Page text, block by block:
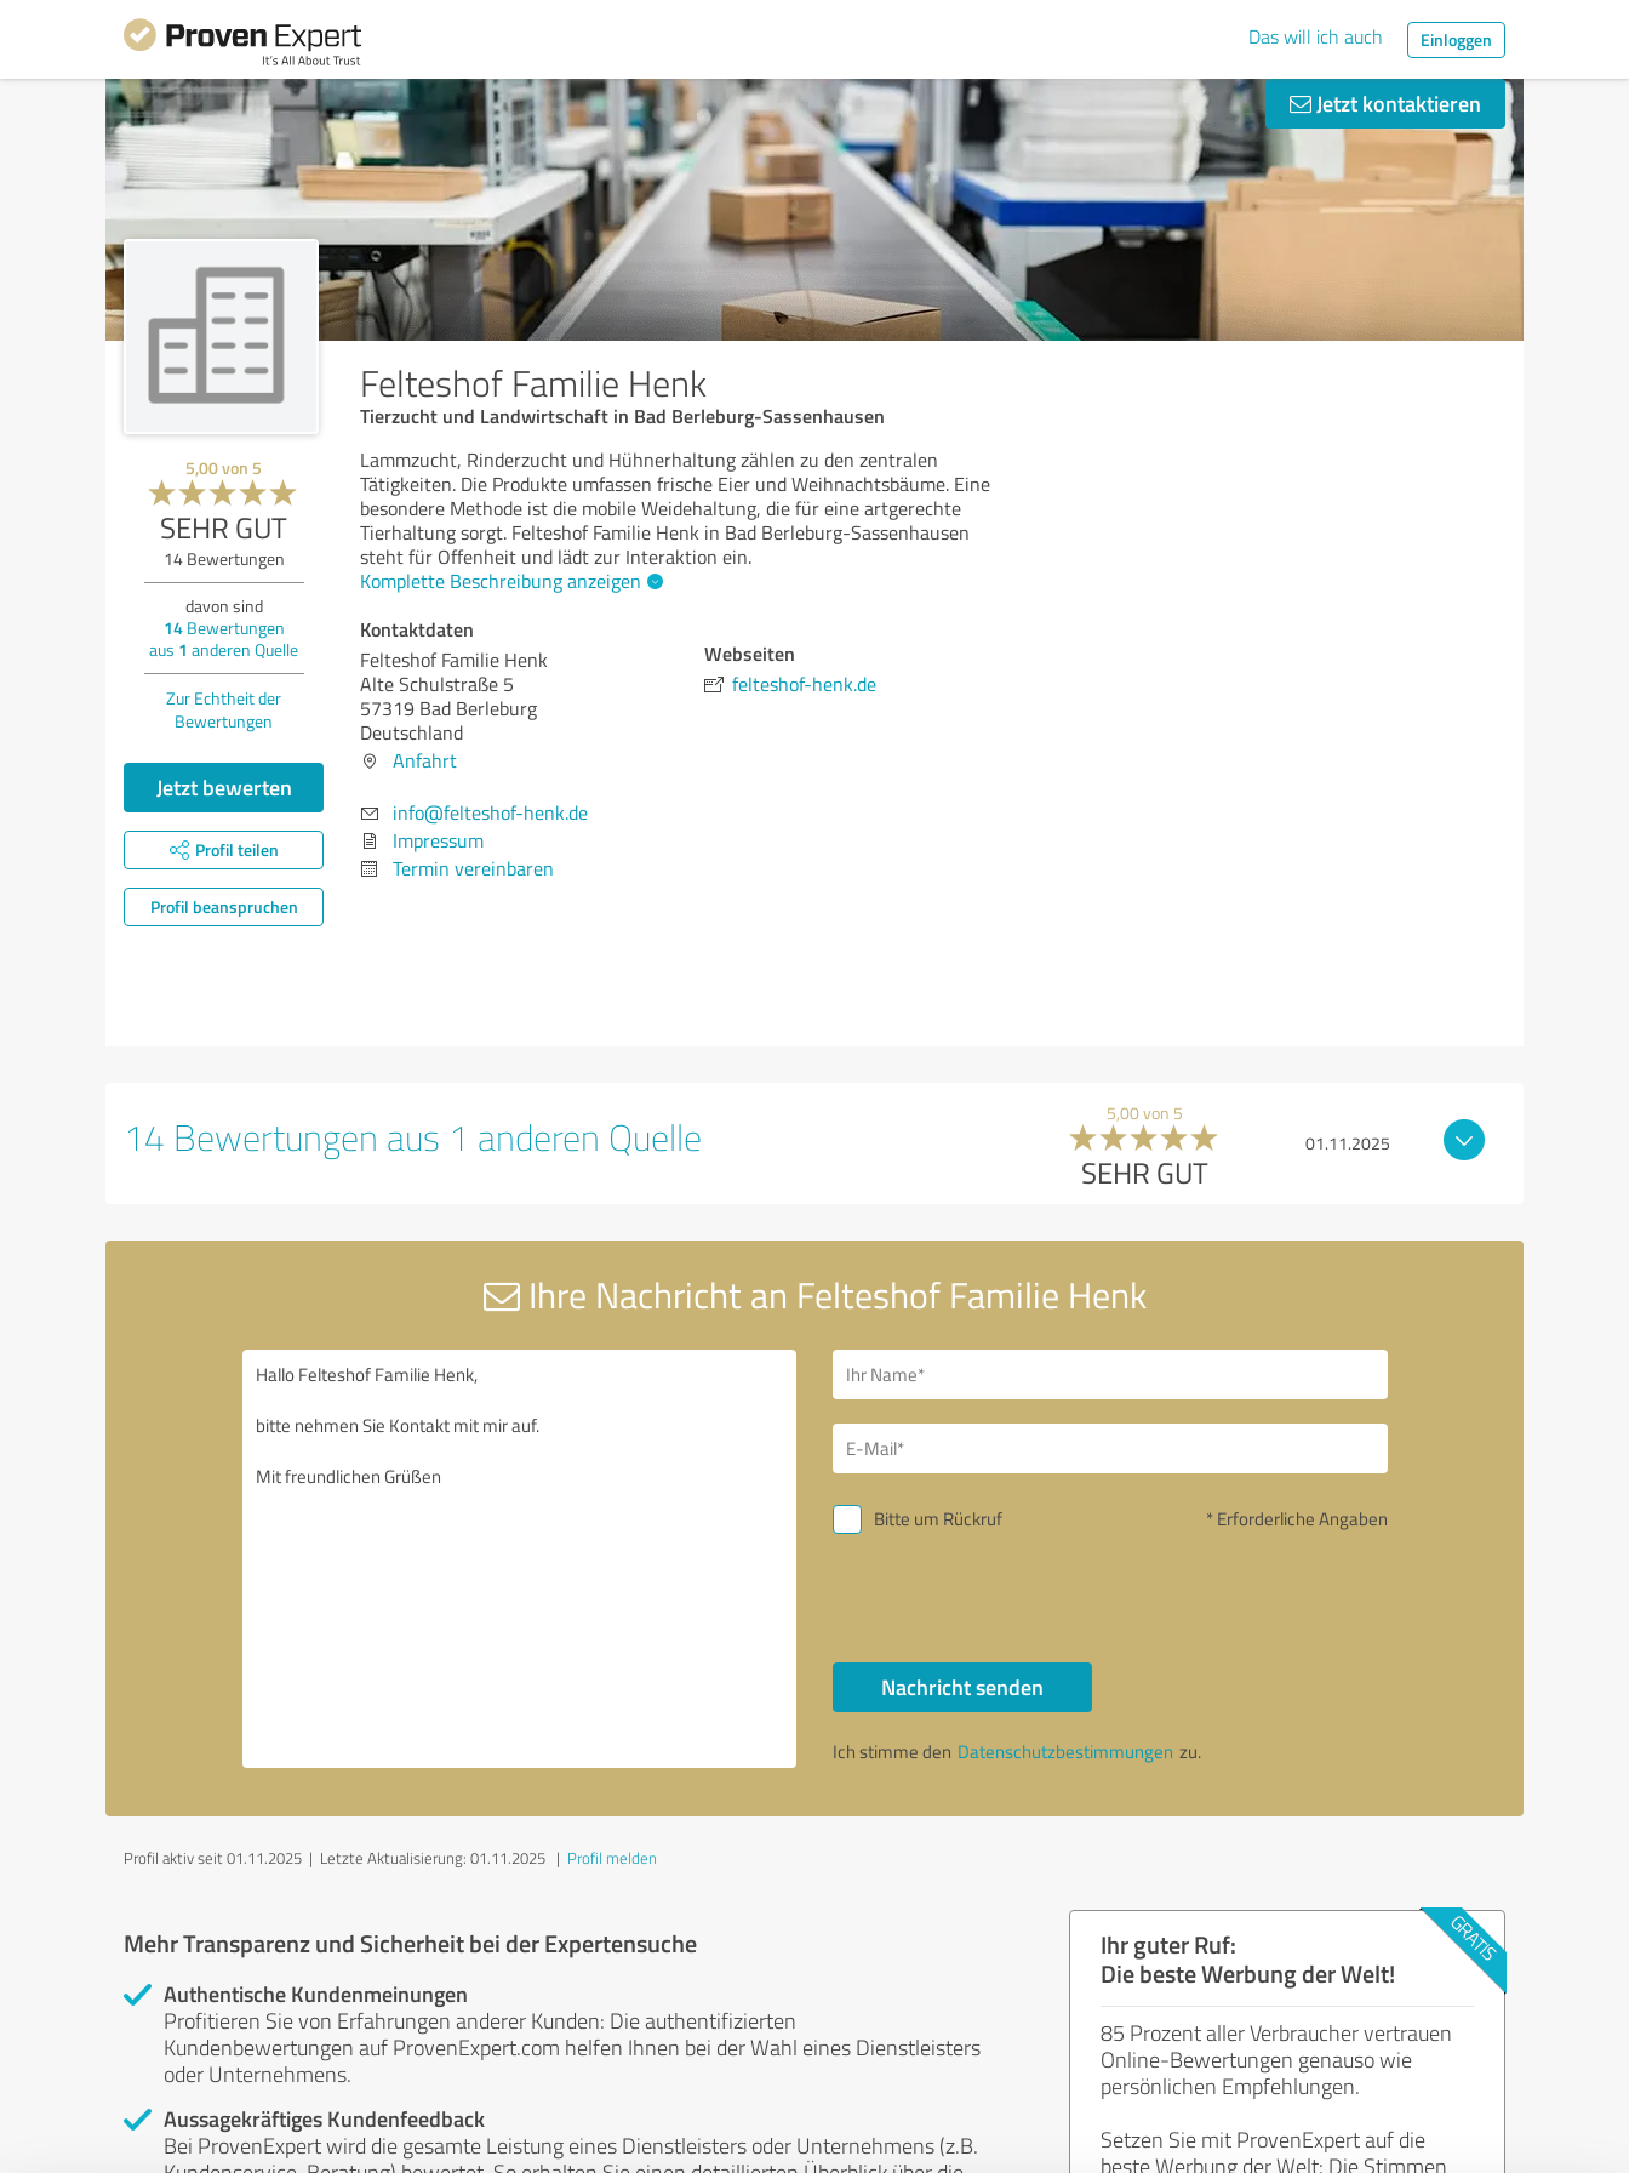
Das will ich auch Einloggen
Jetzt kontaktieren
Felteshof Familie Henk
Tierzucht und Landwirtschaft in Bad Berleburg-Sassenhausen
5,00von 5
SEHR GUT
14Bewertungen
davon sind
14Bewertungen
aus 1 anderen Quelle
Zur Echtheit der
Bewertungen
Jetzt bewerten
Profil teilen
Profil beanspruchen
Lammzucht, Rinderzucht und Hühnerhaltung zählen zu den zentralen
Tätigkeiten. Die Produkte umfassen frische Eier und Weihnachtsbäume. Eine
besondere Methode ist die mobile Weidehaltung, die für eine artgerechte
Tierhaltung sorgt. Felteshof Familie Henk in Bad Berleburg-Sassenhausen
steht für Offenheit und lädt zur Interaktion ein.
Komplette Beschreibung anzeigen
Kontaktdaten
Felteshof Familie Henk
Alte Schulstraße 5
57319 Bad Berleburg
Deutschland
Anfahrt
info@felteshof-henk.de
Impressum
Termin vereinbaren
Webseiten
felteshof-henk.de
14 Bewertungen aus 1 anderen Quelle 5,00 von 5
SEHR GUT
01.11.2025
Ihre Nachricht an Felteshof Familie Henk
Bitte um Rückruf * Erforderliche Angaben
Nachricht senden
Ich stimme den Datenschutzbestimmungen zu.
Profil aktiv seit 01.11.2025 | Letzte Aktualisierung: 01.11.2025 | Profil melden
Mehr Transparenz und Sicherheit bei der Expertensuche
Authentische Kundenmeinungen
Profitieren Sie von Erfahrungen anderer Kunden: Die authentifizierten
Kundenbewertungen auf ProvenExpert.com helfen Ihnen bei der Wahl eines Dienstleisters
oder Unternehmens.
Aussagekräftiges Kundenfeedback
Bei ProvenExpert wird die gesamte Leistung eines Dienstleisters oder Unternehmens (z.B.
Ihr guter Ruf:
Die beste Werbung der Welt!
85 Prozent aller Verbraucher vertrauen
Online-Bewertungen genauso wie
persönlichen Empfehlungen.
Setzen Sie mit ProvenExpert auf die
beste Werbung der Welt: Die Stimmen